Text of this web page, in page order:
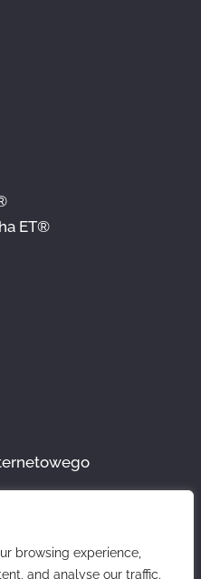
browsing experience,
and analyse our traffic.
ET®